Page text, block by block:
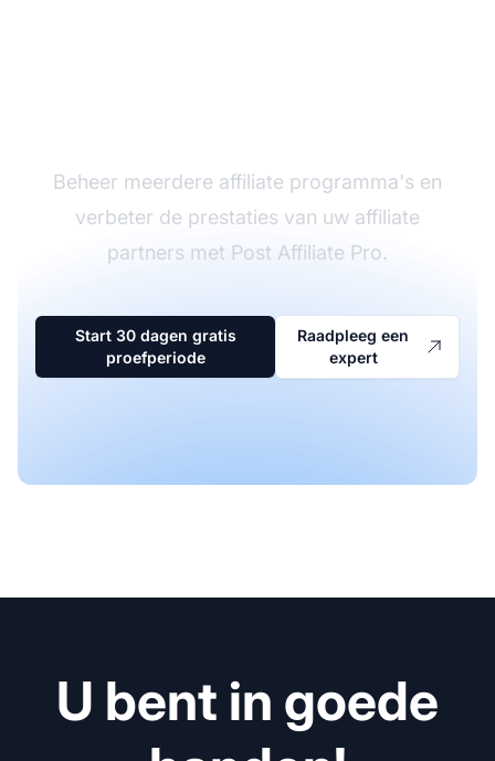
Beheer meerdere affiliate programma's en
verbeter de prestaties van uw affiliate
partners met Post Affiliate Pro.
Start 30 dagen gratis
proefperiode
Raadpleeg een
expert
U bent in goede